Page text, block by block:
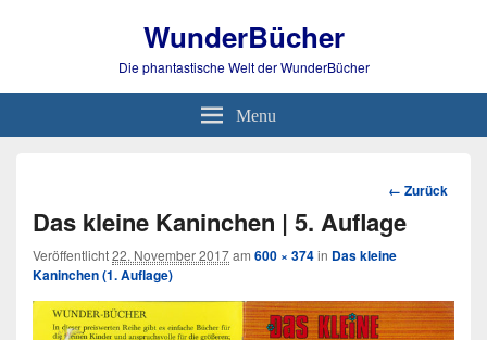
WunderBücher
Die phantastische Welt der WunderBücher
Menu
Bild-
← Zurück
Das kleine Kaninchen | 5. Auflage
Veröffentlicht22. November 2017am 600 × 374in Das kleine
Kaninchen (1. Auflage)